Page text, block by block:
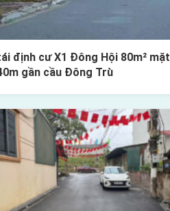
định cư X1 Đông Hội 80m² mặt
gần cầu Đông Trù